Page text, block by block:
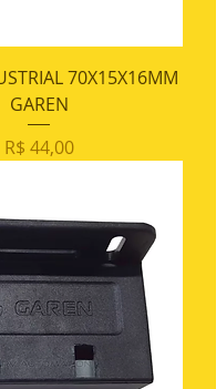
70X15X16MM
GAREN
Preço
R$ 44,00